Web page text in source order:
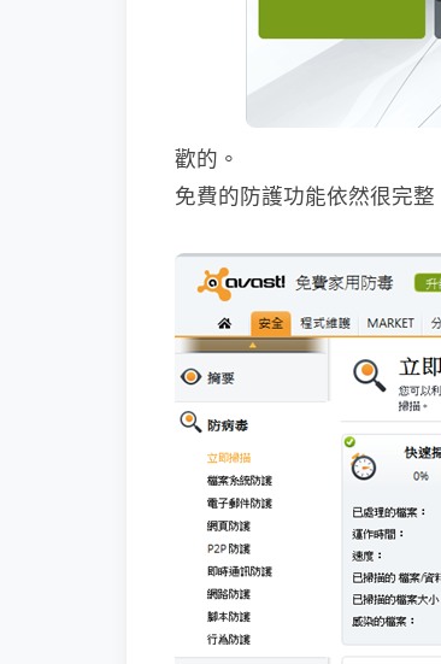
歡的。
免費的防護功能依然很完